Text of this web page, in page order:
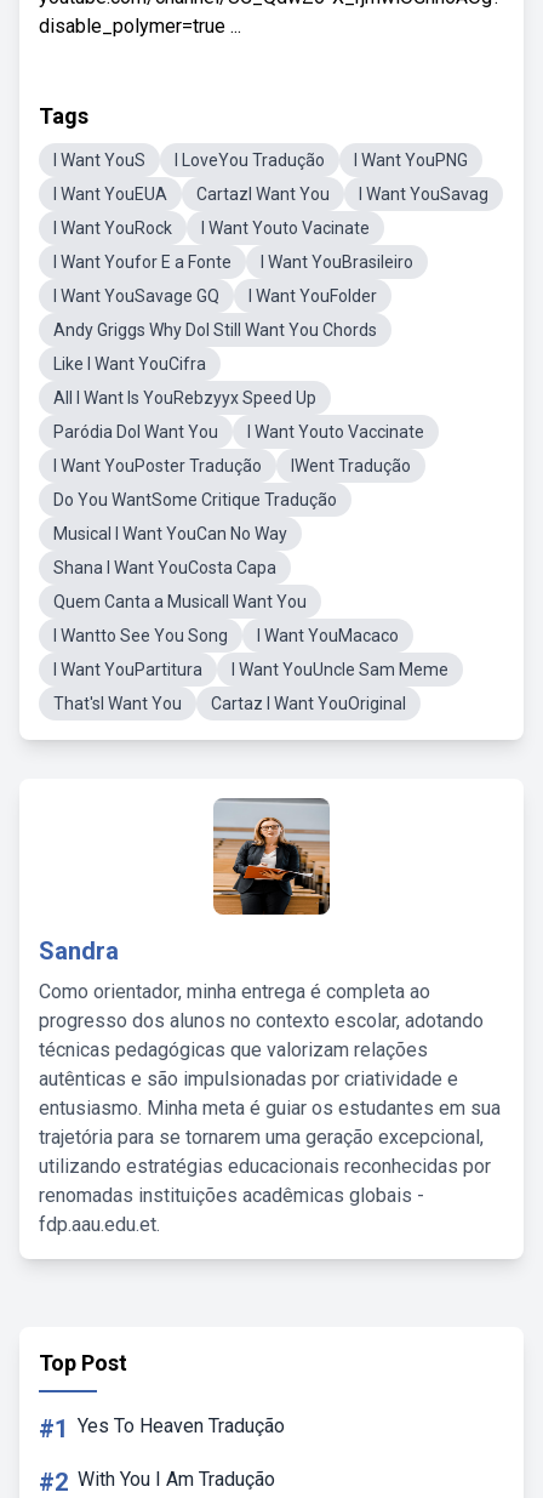
disable_polymer=true ...
Tags
I Want YouS I LoveYou Tradução
I Want YouPNG
I Want YouEUA
CartazI Want You
I Want YouSavag
I Want YouRock
I Want Youto Vacinate
I Want Youfor E a Fonte
I Want YouBrasileiro
I Want YouSavage GQ
I Want YouFolder
Andy Griggs Why DoI Still Want You Chords
Like I Want YouCifra
All I Want Is YouRebzyyx Speed Up
Paródia DoI Want You
I Want Youto Vaccinate
I Want YouPoster Tradução
IWent Tradução
Do You WantSome Critique Tradução
Musical I Want YouCan No Way
Shana I Want YouCosta Capa
Quem Canta a MusicalI Want You
I Wantto See You Song
I Want YouMacaco
I Want YouPartitura
I Want YouUncle Sam Meme
That'sI Want You
Cartaz I Want YouOriginal
Sandra
Como orientador, minha entrega é completa ao
progresso dos alunos no contexto escolar, adotando
técnicas pedagógicas que valorizam relações
autênticas e são impulsionadas por criatividade e
entusiasmo. Minha meta é guiar os estudantes em sua
trajetória para se tornarem uma geração excepcional,
utilizando estratégias educacionais reconhecidas por
renomadas instituições acadêmicas globais -
fdp.aau.edu.et.
Top Post
#1 Yes To Heaven Tradução
#2 With You I Am Tradução